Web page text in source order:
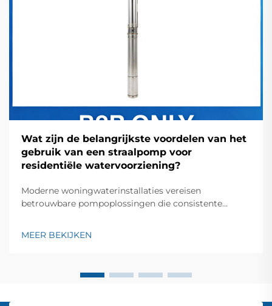
Wat zijn de belangrijkste voordelen van het
gebruik van een straalpomp voor
residentiële watervoorziening?
Moderne woningwaterinstallaties vereisen
betrouwbare pompoplossingen die consistente
veelzijdige en betrouwbare opties die beschikbaar zijn
MEER BEKIJKEN